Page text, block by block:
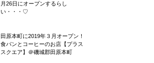
月26日にオープンするらし
い・・・♡
田原本町に2019年３月オープン！
食パンとコーヒーのお店【プラス
スクエア】＠磯城郡田原本町